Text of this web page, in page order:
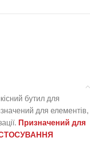
бутил для
для елементів,
Призначений для